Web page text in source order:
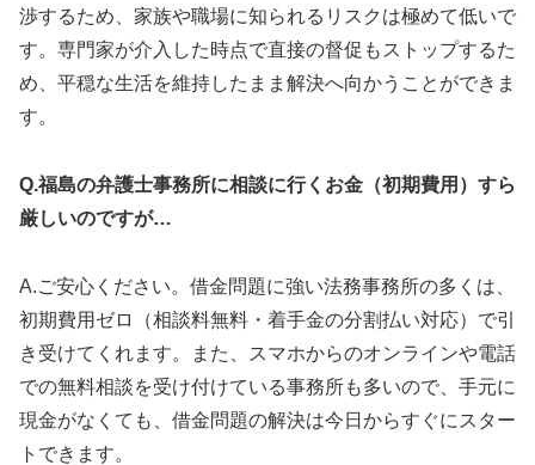
渉するため、家族や職場に知られるリスクは極めて低いで
す。専門家が介入した時点で直接の督促もストップするた
め、平穏な生活を維持したまま解決へ向かうことができま
す。
Q.福島の弁護士事務所に相談に行くお金（初期費用）すら
厳しいのですが…
A.ご安心ください。借金問題に強い法務事務所の多くは、
初期費用ゼロ（相談料無料・着手金の分割払い対応）で引
き受けてくれます。また、スマホからのオンラインや電話
での無料相談を受け付けている事務所も多いので、手元に
現金がなくても、借金問題の解決は今日からすぐにスター
トできます。